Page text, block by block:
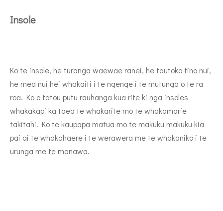
Insole
Ko te insole, he turanga waewae ranei, he tautoko tino nui,
he mea nui hei whakaiti i te ngenge i te mutunga o te ra
roa. Ko o tatou putu rauhanga kua rite ki nga insoles
whakakapi ka taea te whakarite mo te whakamarie
takitahi. Ko te kaupapa matua mo te makuku makuku kia
pai ai te whakahaere i te werawera me te whakaniko i te
urunga me te manawa.